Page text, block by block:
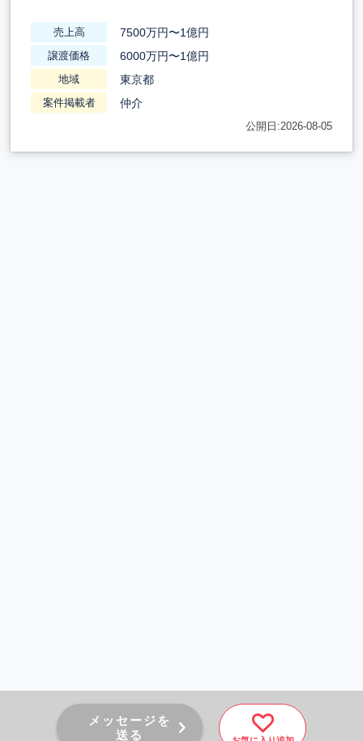
メッセージを
送る
売上高 7500万円〜1億円
譲渡価格 6000万円〜1億円
地域 東京都
案件掲載者 仲介
公開日:2026-08-05